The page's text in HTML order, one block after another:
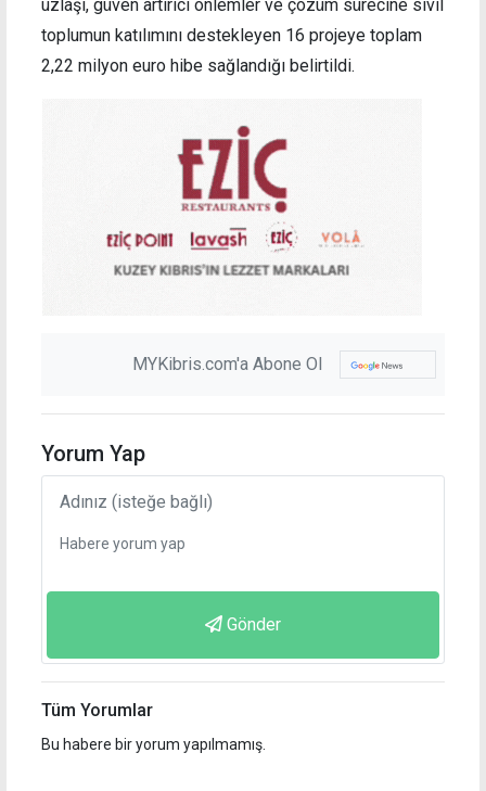
uzlaşı, güven artırıcı önlemler ve çözüm sürecine sivil
toplumun katılımını destekleyen 16 projeye toplam
2,22 milyon euro hibe sağlandığı belirtildi.
MYKibris.com'a Abone Ol
Yorum Yap
Gönder
Tüm Yorumlar
Bu habere bir yorum yapılmamış.